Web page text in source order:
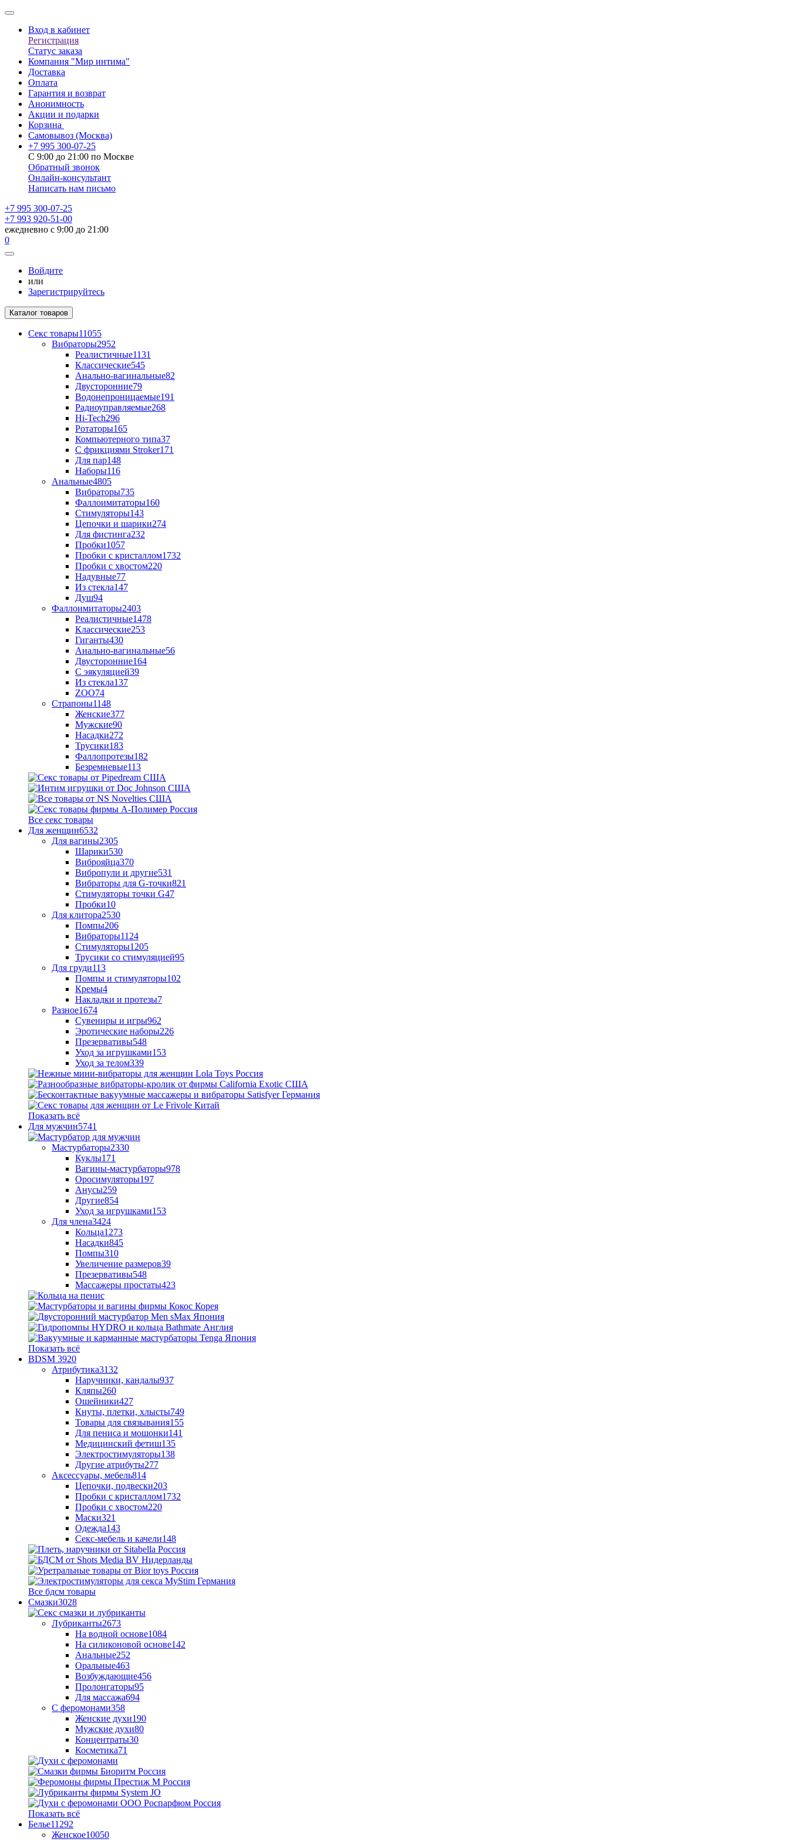
Вход в кабинет
Регистрация
Статус заказа
Компания "Мир интима"
Доставка
Оплата
Гарантия и возврат
Анонимность
Акции и подарки
Корзина
Самовывоз (Москва)
+7 995 300-07-25
С 9:00 до 21:00 по Москве
Обратный звонок
Онлайн-консультант
Написать нам письмо
+7 995 300-07-25
+7 993 920-51-00
ежедневно с 9:00 до 21:00
0
Войдите
или
Зарегистрируйтесь
Каталог товаров
Секс товары11055
Вибраторы2952
Реалистичные1131
Классические545
Анально-вагинальные82
Двусторонние79
Водонепроницаемые191
Радиоуправляемые268
Hi-Tech296
Ротаторы165
Компьютерного типа37
С фрикциями Stroker171
Для пар148
Наборы116
Анальные4805
Вибраторы735
Фаллоимитаторы160
Стимуляторы143
Цепочки и шарики274
Для фистинга232
Пробки1057
Пробки с кристаллом1732
Пробки с хвостом220
Надувные77
Из стекла147
Душ94
Фаллоимитаторы2403
Реалистичные1478
Классические253
Гиганты430
Анально-вагинальные56
Двусторонние164
С эякуляцией39
Из стекла137
ZOO74
Страпоны1148
Женские377
Мужские90
Насадки272
Трусики183
Фаллопротезы182
Безремневые113
Все секс товары
Для женщин6532
Для вагины2305
Шарики530
Виброяйца370
Вибропули и другие531
Вибраторы для G-точки821
Стимуляторы точки G47
Пробки10
Для клитора2530
Помпы206
Вибраторы1124
Стимуляторы1205
Трусики со стимуляцией95
Для груди113
Помпы и стимуляторы102
Кремы4
Накладки и протезы7
Разное1674
Сувениры и игры962
Эротические наборы226
Презервативы548
Уход за игрушками153
Уход за телом339
Показать всё
Для мужчин5741
Мастурбаторы2330
Куклы171
Вагины-мастурбаторы978
Оросимуляторы197
Анусы259
Другие854
Уход за игрушками153
Для члена3424
Кольца1273
Насадки845
Помпы310
Увеличение размеров39
Презервативы548
Массажеры простаты423
Показать всё
BDSM 3920
Атрибутика3132
Наручники, кандалы937
Кляпы260
Ошейники427
Кнуты, плетки, хлысты749
Товары для связывания155
Для пениса и мошонки141
Медицинский фетиш135
Электростимуляторы138
Другие атрибуты277
Аксессуары, мебель814
Цепочки, подвески203
Пробки с кристаллом1732
Пробки с хвостом220
Маски321
Одежда143
Секс-мебель и качели148
Все бдсм товары
Смазки3028
Лубриканты2673
На водной основе1084
На силиконовой основе142
Анальные252
Оральные463
Возбуждающие456
Пролонгаторы95
Для массажа694
С феромонами358
Женские духи190
Мужские духи80
Концентраты30
Косметика71
Показать всё
Белье11292
Женское10050